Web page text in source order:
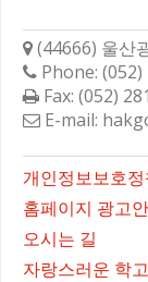
(44666) 울산
Phone:
Fax: (052)
E-mail:
개인정보보호정
홈페이지 광고
오시는 길
자랑스러운 학